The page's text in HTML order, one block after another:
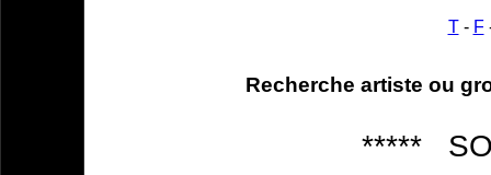
T- F
Recherche artiste ou
*****